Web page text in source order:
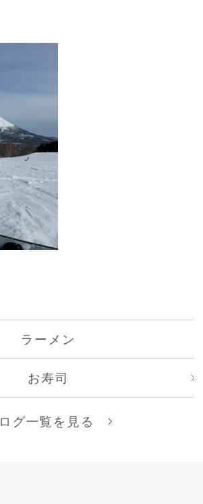
ラーメン
お寿司
グ一覧を見る